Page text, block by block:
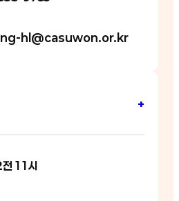
hl@casuwon.or.kr
+
전 11시